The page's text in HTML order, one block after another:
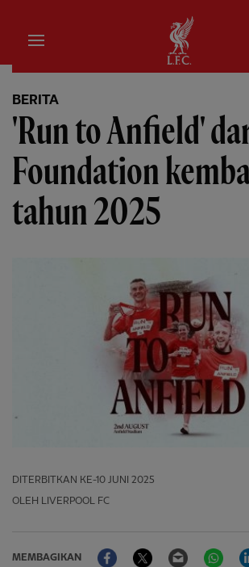
Rumah
BERITA
'Run to Anfield'
Foundation
tahun 2025
DITERBITKAN KE-10 JUNI 2025
OLEH LIVERPOOL FC
MEMBAGIKAN
FacebookTwitter Email